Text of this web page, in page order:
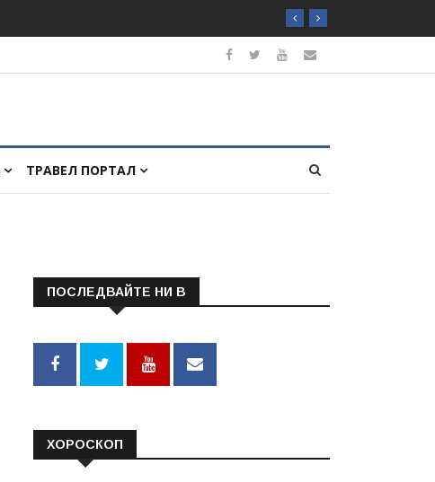
ТРАВЕЛ ПОРТАЛ
ПОСЛЕДВАЙТЕ НИ В
ХОРОСКОП